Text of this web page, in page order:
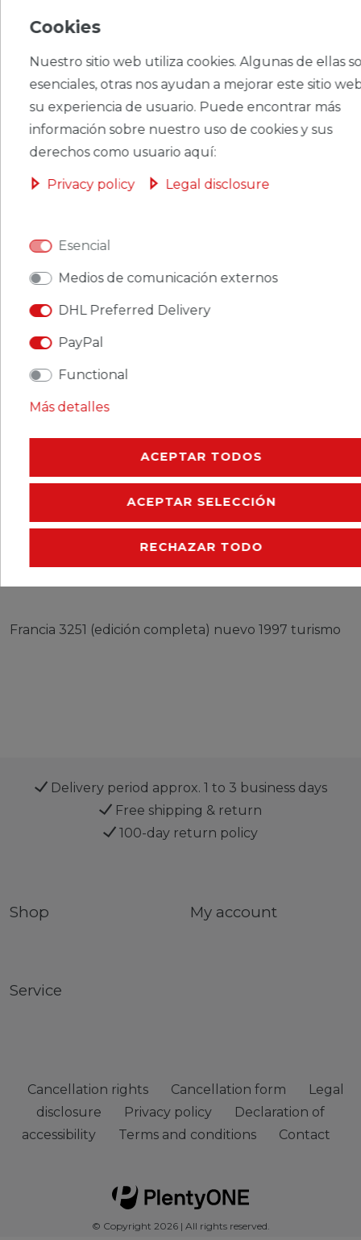
CERES::TEMPLATE.SINGLEITEMADDT
OBASKET
CERES::TEMPLATE.SINGLEITEMWISHLIST
Ceres::Template.singleItemFootnote1 Ceres::Template.singleItemInclVAT
Ceres::Template.singleItemExclusive
CERES::TEMPLATE.SINGLEITEMDESCRIPTION
CERES::TEMPLATE.SINGLEITEMMOREDETAILS
Francia 3251 (edición completa) nuevo 1997 turismo
Delivery period approx. 1 to 3 business days
Free shipping & return
100-day return policy
Shop My account
Service
Cancellation rights Cancellation form
Legal
disclosure
Privacy policy
Declaration of
accessibility
Terms and conditions Contact
© Copyright 2026 | All rights reserved.
Cookies
Nuestro sitio web utiliza cookies. Algunas de ellas
esenciales, otras nos ayudan a mejorar este sitio
su experiencia de usuario. Puede encontrar más
información sobre nuestro uso de cookies y sus
derechos como usuario aquí:
Privacy policy Legal disclosure
Esencial
Medios de comunicación externos
DHL Preferred Delivery
PayPal
Functional
Más detalles
ACEPTAR TODOS
ACEPTAR SELECCIÓN
RECHAZAR TODO